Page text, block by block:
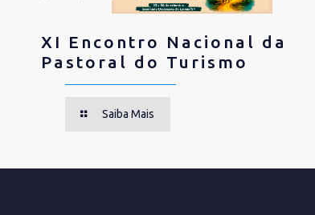
XI Encontro Nacional da
Pastoral do Turismo
Saiba Mais